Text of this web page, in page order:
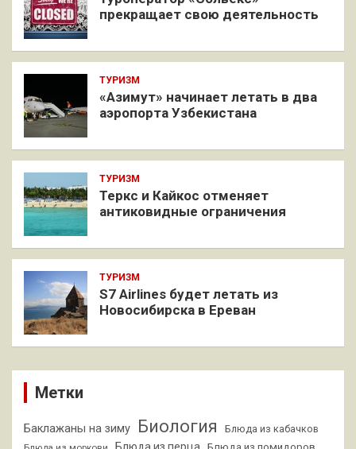
прекращает свою деятельность
ТУРИЗМ
«Азимут» начинает летать в два
аэропорта Узбекистана
ТУРИЗМ
Теркс и Кайкос отменяет
антиковидные ограничения
ТУРИЗМ
S7 Airlines будет летать из
Новосибирска в Ереван
Метки
Баклажаны на зиму Биология Блюда из кабачков